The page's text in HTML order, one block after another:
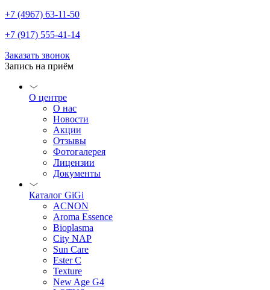
+7 (4967) 63-11-50
+7 (917) 555-41-14
Заказать звонок
Запись на приём
О центре
О нас
Новости
Акции
Отзывы
Фотогалерея
Лицензии
Документы
Каталог GiGi
ACNON
Aroma Essence
Bioplasma
City NAP
Sun Care
Ester C
Texture
New Age G4